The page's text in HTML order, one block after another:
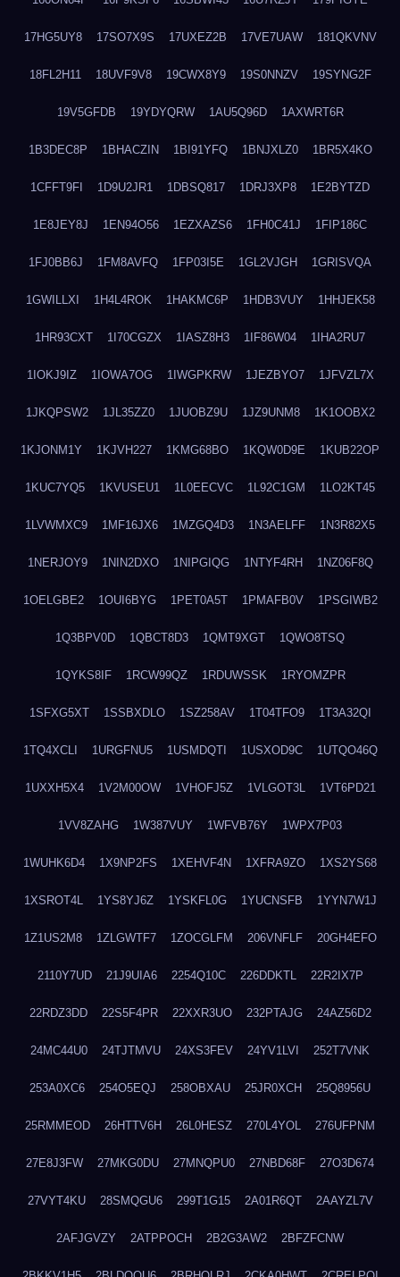
17HG5UY8 17SO7X9S 17UXEZ2B 17VE7UAW 181QKVNV
18FL2H11 18UVF9V8 19CWX8Y9 19S0NNZV 19SYNG2F
19V5GFDB 19YDYQRW 1AU5Q96D 1AXWRT6R
1B3DEC8P 1BHACZIN 1BI91YFQ 1BNJXLZ0 1BR5X4KO
1CFFT9FI 1D9U2JR1 1DBSQ817 1DRJ3XP8 1E2BYTZD
1E8JEY8J 1EN94O56 1EZXAZS6 1FH0C41J 1FIP186C
1FJ0BB6J 1FM8AVFQ 1FP03I5E 1GL2VJGH 1GRISVQA
1GWILLXI 1H4L4ROK 1HAKMC6P 1HDB3VUY 1HHJEK58
1HR93CXT 1I70CGZX 1IASZ8H3 1IF86W04 1IHA2RU7
1IOKJ9IZ 1IOWA7OG 1IWGPKRW 1JEZBYO7 1JFVZL7X
1JKQPSW2 1JL35ZZ0 1JUOBZ9U 1JZ9UNM8 1K1OOBX2
1KJONM1Y 1KJVH227 1KMG68BO 1KQW0D9E 1KUB22OP
1KUC7YQ5 1KVUSEU1 1L0EECVC 1L92C1GM 1LO2KT45
1LVWMXC9 1MF16JX6 1MZGQ4D3 1N3AELFF 1N3R82X5
1NERJOY9 1NIN2DXO 1NIPGIQG 1NTYF4RH 1NZ06F8Q
1OELGBE2 1OUI6BYG 1PET0A5T 1PMAFB0V 1PSGIWB2
1Q3BPV0D 1QBCT8D3 1QMT9XGT 1QWO8TSQ
1QYKS8IF 1RCW99QZ 1RDUWSSK 1RYOMZPR
1SFXG5XT 1SSBXDLO 1SZ258AV 1T04TFO9 1T3A32QI
1TQ4XCLI 1URGFNU5 1USMDQTI 1USXOD9C 1UTQO46Q
1UXXH5X4 1V2M00OW 1VHOFJ5Z 1VLGOT3L 1VT6PD21
1VV8ZAHG 1W387VUY 1WFVB76Y 1WPX7P03
1WUHK6D4 1X9NP2FS 1XEHVF4N 1XFRA9ZO 1XS2YS68
1XSROT4L 1YS8YJ6Z 1YSKFL0G 1YUCNSFB 1YYN7W1J
1Z1US2M8 1ZLGWTF7 1ZOCGLFM 206VNFLF 20GH4EFO
2110Y7UD 21J9UIA6 2254Q10C 226DDKTL 22R2IX7P
22RDZ3DD 22S5F4PR 22XXR3UO 232PTAJG 24AZ56D2
24MC44U0 24TJTMVU 24XS3FEV 24YV1LVI 252T7VNK
253A0XC6 254O5EQJ 258OBXAU 25JR0XCH 25Q8956U
25RMMEOD 26HTTV6H 26L0HESZ 270L4YOL 276UFPNM
27E8J3FW 27MKG0DU 27MNQPU0 27NBD68F 27O3D674
27VYT4KU 28SMQGU6 299T1G15 2A01R6QT 2AAYZL7V
2AFJGVZY 2ATPPOCH 2B2G3AW2 2BFZFCNW